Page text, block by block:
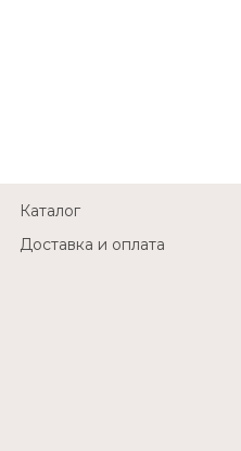
Каталог
Доставка и оплата